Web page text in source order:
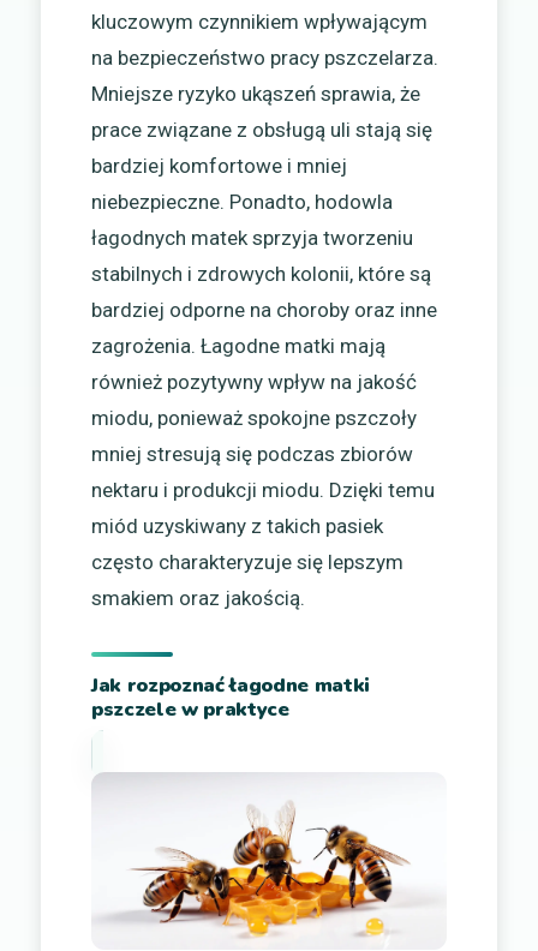
kluczowym czynnikiem wpływającym
na bezpieczeństwo pracy pszczelarza.
Mniejsze ryzyko ukąszeń sprawia, że
prace związane z obsługą uli stają się
bardziej komfortowe i mniej
niebezpieczne. Ponadto, hodowla
łagodnych matek sprzyja tworzeniu
stabilnych i zdrowych kolonii, które są
bardziej odporne na choroby oraz inne
zagrożenia. Łagodne matki mają
również pozytywny wpływ na jakość
miodu, ponieważ spokojne pszczoły
mniej stresują się podczas zbiorów
nektaru i produkcji miodu. Dzięki temu
miód uzyskiwany z takich pasiek
często charakteryzuje się lepszym
smakiem oraz jakością.
Jak rozpoznać łagodne matki
pszczele w praktyce